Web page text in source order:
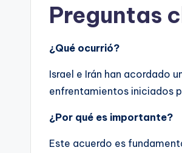
Preguntas
¿Qué ocurrió?
Israel e Irán han acordado
enfrentamientos iniciados
¿Por qué es importante?
Este acuerdo es